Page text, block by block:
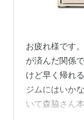
お疲れ様です
が済んだ関係
けど早く帰れ
ジムにはいか
いて森脇さん